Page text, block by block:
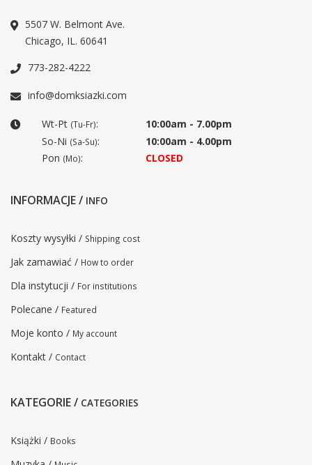
5507 W. Belmont Ave.
Chicago, IL. 60641
773-282-4222
info@domksiazki.com
Wt-Pt (Tu-Fr):
10:00am - 7.00pm
So-Ni (Sa-Su):
10:00am - 4.00pm
Pon (Mo): CLOSED
INFORMACJE / INFO
Koszty wysyłki / Shipping cost
Jak zamawiać / How to order
Dla instytucji / For institutions
Polecane / Featured
Moje konto / My account
Kontakt / Contact
KATEGORIE / CATEGORIES
Książki / Books